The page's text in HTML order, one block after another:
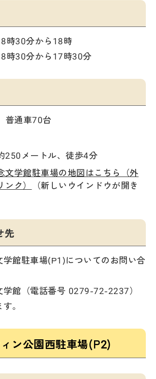
時30分から18時
時30分から17時30分
普通車70台
250メートル、徒歩4分
文学館駐車場の地図はこちら（外
ク）
（新しいウインドウが開き
先
館駐車場(P1)についてのお問い合
館（電話番号 0279-72-2237）
。
ン公園西駐車場(P2)